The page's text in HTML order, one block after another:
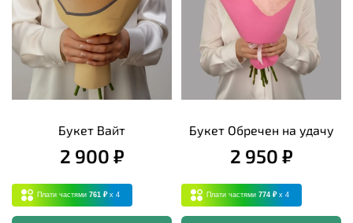
Букет Вайт
2 900 ₽
Плати частями 761 ₽ x 4
Букет Обречен на удачу
2 950 ₽
Плати частями 774 ₽ x 4